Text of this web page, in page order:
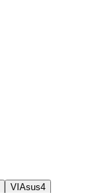
VI Asus4